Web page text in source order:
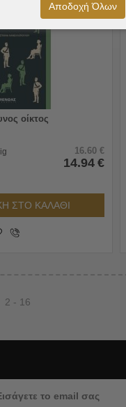
οίκτος
16.60 €
14.94 €
ΣΤΟ ΚΑΛΑΘΙ
2 - 16
Αποδοχή Όλων